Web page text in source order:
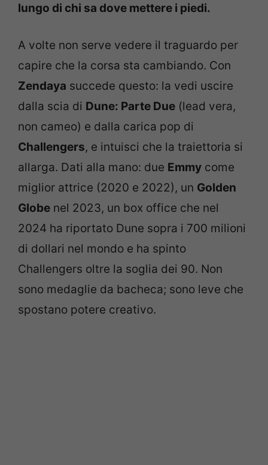
lungo di chi sa dove mettere i piedi.
A volte non serve vedere il traguardo per
capire che la corsa sta cambiando. Con
Zendaya succede questo: la vedi uscire
dalla scia di Dune: Parte Due (lead vera,
non cameo) e dalla carica pop di
Challengers, e intuisci che la traiettoria si
allarga. Dati alla mano: due Emmy come
miglior attrice (2020 e 2022), un Golden
Globe nel 2023, un box office che nel
2024 ha riportato Dune sopra i 700 milioni
di dollari nel mondo e ha spinto
Challengers oltre la soglia dei 90. Non
sono medaglie da bacheca; sono leve che
spostano potere creativo.